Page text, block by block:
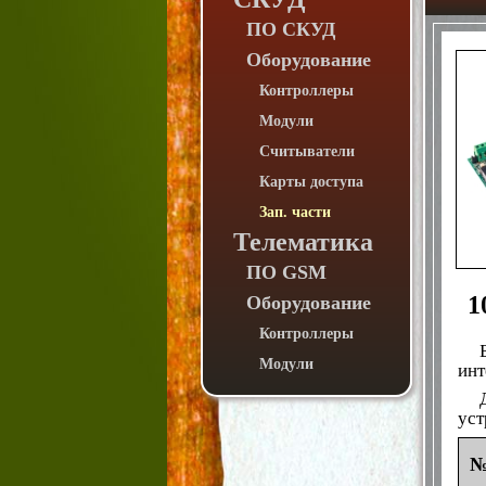
ПО СКУД
Оборудование
Контроллеры
Модули
Считыватели
Карты доступа
Зап. части
Телематика
ПО GSM
Оборудование
Контроллеры
Модули